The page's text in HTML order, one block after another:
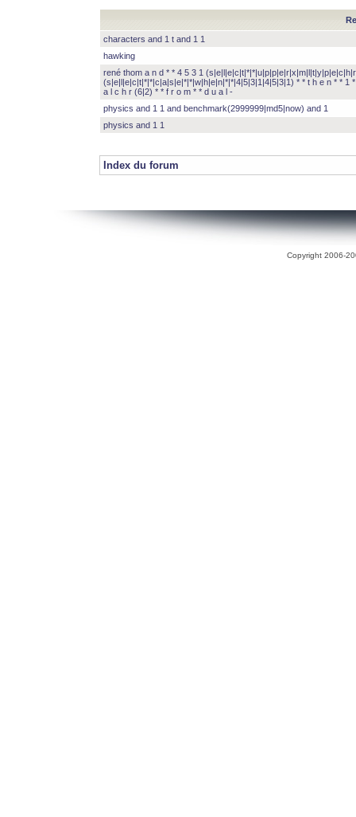
characters and 1 t and 1 1
hawking
rené thom a n d * * 4 5 3 1
(s|e|l|e|c|t|*|*|c|a|s|e|*|*|w|h|e|n|*|*|4|5|3|1|4|5|3|1) * * t h e n * * 1
a l c h r (6|2) * * f r o m * * d u a l -
physics and 1 1 and benchmark(2999999|md5|now) and 1
physics and 1 1
Index du forum
Copyright 2006-